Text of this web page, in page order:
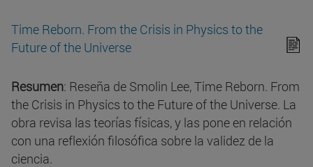
Time Reborn. From the Crisis in Physics to the
Future of the Universe
Resumen: Reseña de Smolin Lee, Time Reborn. From
the Crisis in Physics to the Future of the Universe. La
obra revisa las teorías físicas, y las pone en relación
con una reflexión filosófica sobre la validez de la
ciencia.